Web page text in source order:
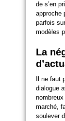
de s’en
approche
parfois
modèles
La
Il ne faut
dialogue
marché,
soulever